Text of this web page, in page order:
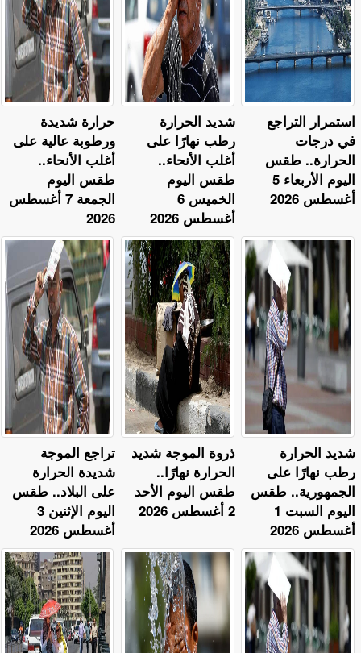
حرارة شديدة
ورطوبة عالية على
أغلب الأنحاء..
طقس اليوم
الجمعة 7 أغسطس
2026
​شديد الحرارة
رطب نهارًا على
أغلب الأنحاء..
طقس اليوم
الخميس 6
أغسطس 2026
استمرار التراجع
في درجات
الحرارة.. طقس
اليوم الأربعاء 5
أغسطس 2026
تراجع الموجة
شديدة الحرارة
على البلاد.. طقس
اليوم الإثنين 3
أغسطس 2026
ذروة الموجة شديد
الحرارة نهارًا..
طقس اليوم الأحد
2 أغسطس 2026
​شديد الحرارة
رطب نهارًا على
الجمهورية.. طقس
اليوم السبت 1
أغسطس 2026